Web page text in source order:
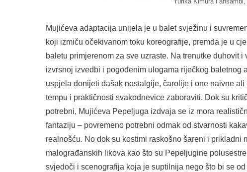
Mujićeva adaptacija unijela je u balet svježinu i
koji izmiču očekivanom toku koreografije, premda je u
baletu primjerenom za sve uzraste. Na trenutke duhovit
izvrsnoj izvedbi i pogođenim ulogama riječkog baletnog
uspjela donijeti dašak nostalgije, čarolije i one naivne
tempu i praktičnosti svakodnevice zaboraviti. Dok su
potrebni, Mujićeva Pepeljuga izdvaja se iz mora
fantaziju – povremeno potrebni odmak od stvarnosti
realnošću. No dok su kostimi raskošno šareni i prikladni
malograđanskih likova kao što su Pepeljugine
svjedoči i scenografija koja je suptilnija nego što bi se